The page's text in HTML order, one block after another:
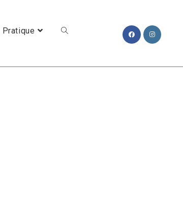
Pratique
Toggle Website Search